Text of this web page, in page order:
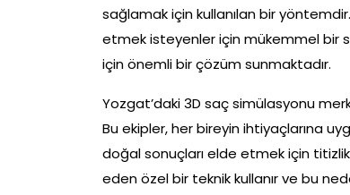
sağlamak için kullanılan bir
etmek isteyenler için mükemmel bir
için önemli bir çözüm sunmaktadır.
Yozgat’daki 3D saç simülasyonu
Bu ekipler, her bireyin ihtiyaçlarına
doğal sonuçları elde etmek için
eden özel bir teknik kullanır ve bu